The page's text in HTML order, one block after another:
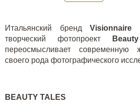
Итальянский бренд Visionnaire
творческий фотопроект
Beauty
переосмысливает
своего рода фотографического
BEAUTY TALES